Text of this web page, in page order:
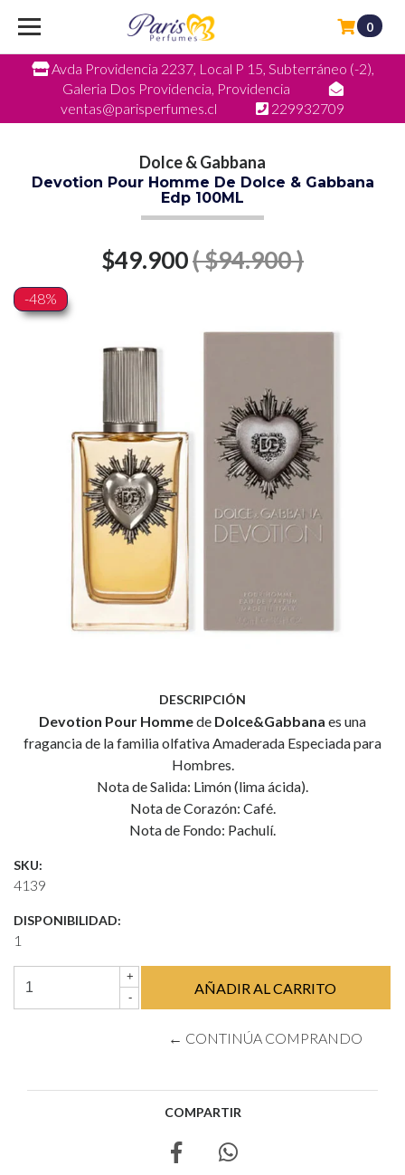
Avda Providencia 2237, Local P 15, Subterráneo (-2),
Galeria Dos Providencia, Providencia
ventas@parisperfumes.cl
229932709
0
Dolce & Gabbana
Devotion Pour Homme De Dolce & Gabbana
Edp 100ML
$49.900( $94.900 )
-48%
DESCRIPCIÓN
Devotion Pour Hommede Dolce&Gabbana es una
fragancia de la familia olfativa Amaderada Especiada para
Hombres.
Nota de Salida: Limón (lima ácida).
Nota de Corazón: Café.
Nota de Fondo: Pachulí.
SKU:
4139
DISPONIBILIDAD:
1
+
-
← CONTINÚA COMPRANDO
COMPARTIR